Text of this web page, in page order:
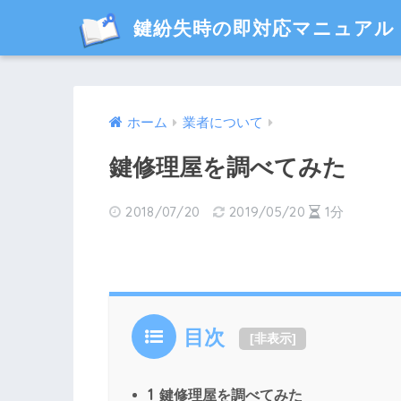
鍵紛失時の即対応マニュアル
ホーム 業者について
鍵修理屋を調べてみた
2018/07/20 2019/05/20 1分
目次 [非表示]
1 鍵修理屋を調べてみた